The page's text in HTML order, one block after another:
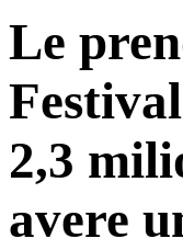
Le
2,3
avere